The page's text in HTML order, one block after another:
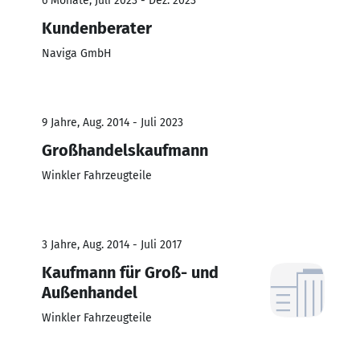
Kundenberater
Naviga GmbH
9 Jahre, Aug. 2014 - Juli 2023
Großhandelskaufmann
Winkler Fahrzeugteile
3 Jahre, Aug. 2014 - Juli 2017
Kaufmann für Groß- und
Außenhandel
Winkler Fahrzeugteile